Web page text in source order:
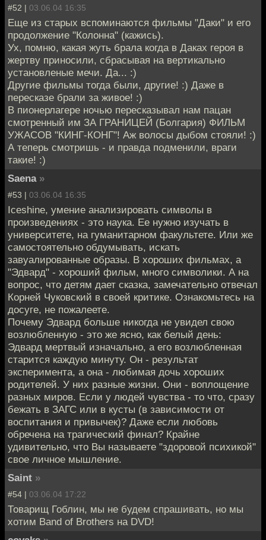
#52 | 03.06.04 16:35
Еще из старых вспоминаются фильмы "Даки" и его
продолжение "Колонна" (кажись).
Ух, помню, какая жуть брала когда в Даках героя в
жертву приносили, сбрасывая на вертикально
установленые мечи. Да... :)
Другие фильмы тогда были, другие! :) Даже в
пересказе брали за живое! :)
В пионерлагере ночью пересказывал нам пацан
смотренный им ЗА ГРАНИЦЕЙ (Болгария) ФИЛЬМ
УЖАСОВ "КИНГ-КОНГ"! Аж волосы дыбом стояли! :)
А теперь смотришь - и правда подменили, враги
такие! :)
Saena »
#53 | 03.06.04 16:35
Iceshine, умение анализировать символы в
произведениях - это наука. Ее нужно изучать в
университете, на гуманитарном факультете. Или же
самостоятельно обдумывать, искать
завуалированные образы. В хороших фильмах, а
"Эдвард" - хороший фильм, много символики. А на
вопрос, что детям дает сказка, замечательно отвечал
Корней Чуковский в своей критике. Ознакомьтесь на
досуге, не пожалеете.
Почему Эдвард больше никогда не увидел свою
возлюбленную - это же ясно, как белый день:
Эдвард мертвый изначально, а его возлюбленная
старится каждую минуту. Он - результат
эксперимента, а она - любимая дочь хороших
родителей. У них разные жизни. Они - воплощение
разных миров. Если у людей чувства - то что, сразу
бежать в ЗАГС или в кусты (в зависимости от
воспитания и привычек)? Даже если любовь
обречена на трагический финал? Крайне
удивительно, что Вы называете "здоровой психикой"
свое личное мышление.
Saint »
#54 | 03.06.04 17:22
Товарищ Гоблин, мы не будем спрашивать, но мы
хотим Band of Brothers на DVD!